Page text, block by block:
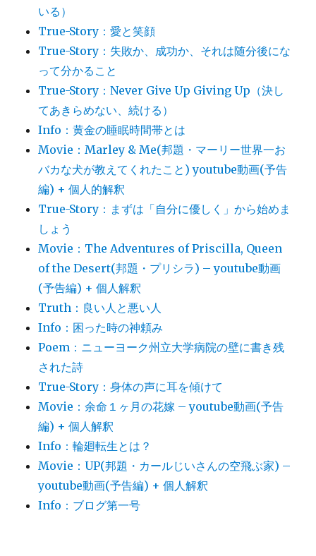
いる）
True-Story：愛と笑顔
True-Story：失敗か、成功か、それは随分後にな
って分かること
True-Story：Never Give Up Giving Up（決し
てあきらめない、続ける）
Info：黄金の睡眠時間帯とは
Movie：Marley & Me(邦題・マーリー世界一お
バカな犬が教えてくれたこと) youtube動画(予告
編) + 個人的解釈
True-Story：まずは「自分に優しく」から始めま
しょう
Movie：The Adventures of Priscilla, Queen
of the Desert(邦題・プリシラ) – youtube動画
(予告編) + 個人解釈
Truth：良い人と悪い人
Info：困った時の神頼み
Poem：ニューヨーク州立大学病院の壁に書き残
された詩
True-Story：身体の声に耳を傾けて
Movie：余命１ヶ月の花嫁 – youtube動画(予告
編) + 個人解釈
Info：輪廻転生とは？
Movie：UP(邦題・カールじいさんの空飛ぶ家) –
youtube動画(予告編) + 個人解釈
Info：ブログ第一号